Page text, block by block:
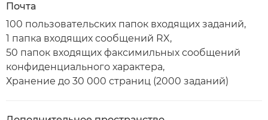
Почта
100 пользовательских папок входящих заданий,
1 папка входящих сообщений RX,
50 папок входящих факсимильных сообщений
конфиденциального характера,
Хранение до 30 000 страниц (2000 заданий)